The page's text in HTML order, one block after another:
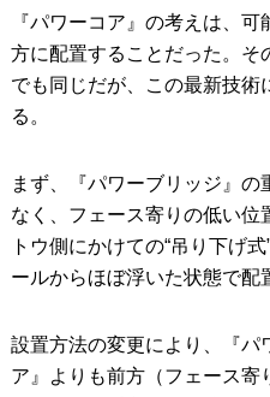
『パワーコア』の考えは、
方に配置することだった。そ
でも同じだが、この最新技術
る。
まず、『パワーブリッジ』
なく、フェース寄りの低い位
トウ側にかけての“吊り下げ
ールからほぼ浮いた状態で配
設置方法の変更により、『パ
ア』よりも前方（フェース寄